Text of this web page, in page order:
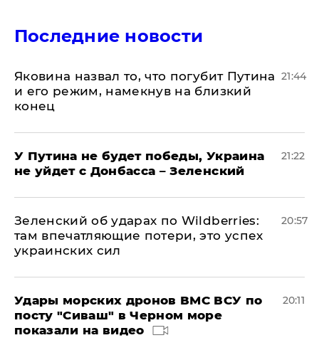
Последние новости
Яковина назвал то, что погубит Путина
и его режим, намекнув на близкий
конец
21:44
У Путина не будет победы, Украина
не уйдет с Донбасса – Зеленский
21:22
Зеленский об ударах по Wildberries:
там впечатляющие потери, это успех
украинских сил
20:57
Удары морских дронов ВМС ВСУ по
посту "Сиваш" в Черном море
показали на видео
20:11